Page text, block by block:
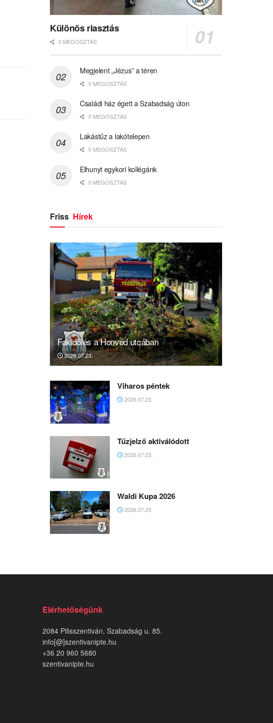
Különös riasztás
0 MEGOSZTÁS
Megjelent „Jézus” a téren
0 MEGOSZTÁS
Családi ház égett a Szabadság úton
0 MEGOSZTÁS
Lakástűz a lakótelepen
0 MEGOSZTÁS
Elhunyt egykori kollégánk
0 MEGOSZTÁS
Friss Hírek
Fakidőlés a Honvéd utcában
2026.07.23.
Viharos péntek
2026.07.23.
Tűzjelző aktiválódott
2026.07.23.
Waldi Kupa 2026
2026.07.23.
Elérhetőségünk
2084 Pilisszentiván, Szabadság u. 85.
info[@]szentivanipte.hu
+36 20 960 5680
szentivanipte.hu